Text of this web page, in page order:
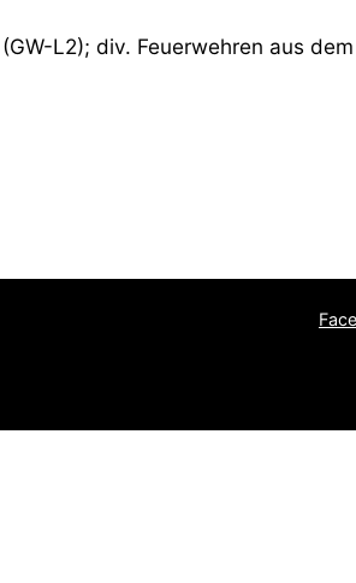
L2); div. Feuerwehren aus